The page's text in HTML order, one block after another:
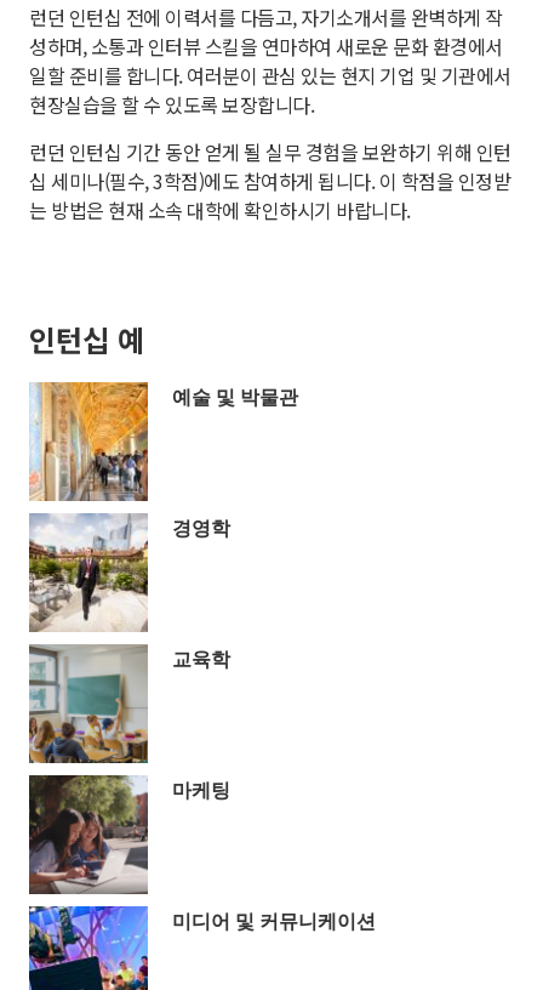
런던 인턴십 전에 이력서를 다듬고, 자기소개서를 완벽하게 작
성하며, 소통과 인터뷰 스킬을 연마하여 새로운 문화 환경에서
일할 준비를 합니다. 여러분이 관심 있는 현지 기업 및 기관에서
현장실습을 할 수 있도록 보장합니다.
런던 인턴십 기간 동안 얻게 될 실무 경험을 보완하기 위해 인턴
십 세미나(필수, 3학점)에도 참여하게 됩니다. 이 학점을 인정받
는 방법은 현재 소속 대학에 확인하시기 바랍니다.
인턴십 예
예술 및 박물관
경영학
교육학
마케팅
미디어 및 커뮤니케이션